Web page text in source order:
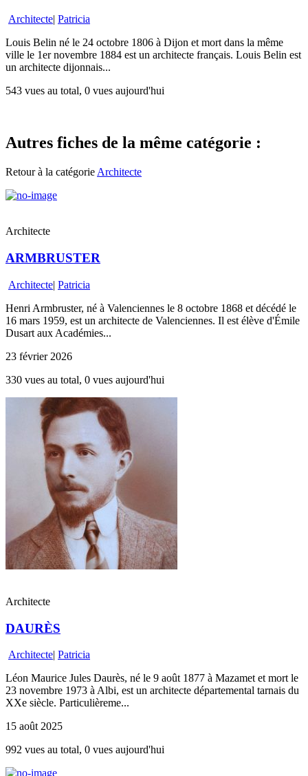
Architecte| Patricia
Louis Belin né le 24 octobre 1806 à Dijon et mort dans la même
ville le 1er novembre 1884 est un architecte français. Louis Belin est
un architecte dijonnais...
543 vues au total, 0 vues aujourd'hui
Autres fiches de la même catégorie :
Retour à la catégorie Architecte
Architecte
ARMBRUSTER
Architecte| Patricia
Henri Armbruster, né à Valenciennes le 8 octobre 1868 et décédé le
16 mars 1959, est un architecte de Valenciennes. Il est élève d'Émile
Dusart aux Académies...
23 février 2026
330 vues au total, 0 vues aujourd'hui
Architecte
DAURÈS
Architecte| Patricia
Léon Maurice Jules Daurès, né le 9 août 1877 à Mazamet et mort le
23 novembre 1973 à Albi, est un architecte départemental tarnais du
XXe siècle. Particulièreme...
15 août 2025
992 vues au total, 0 vues aujourd'hui